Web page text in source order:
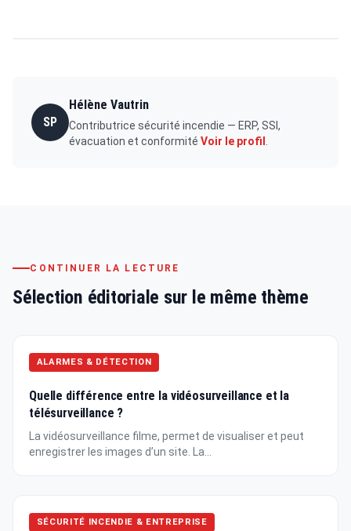
SP
Hélène Vautrin
Contributrice sécurité incendie — ERP, SSI,
évacuation et conformité Voir le profil
CONTINUER LA LECTURE
Sélection éditoriale sur le même thème
ALARMES & DÉTECTION
Quelle différence entre la vidéosurveillance et la
télésurveillance ?
La vidéosurveillance filme, permet de visualiser et peut
enregistrer les images d’un site. La...
SÉCURITÉ INCENDIE & ENTREPRISE